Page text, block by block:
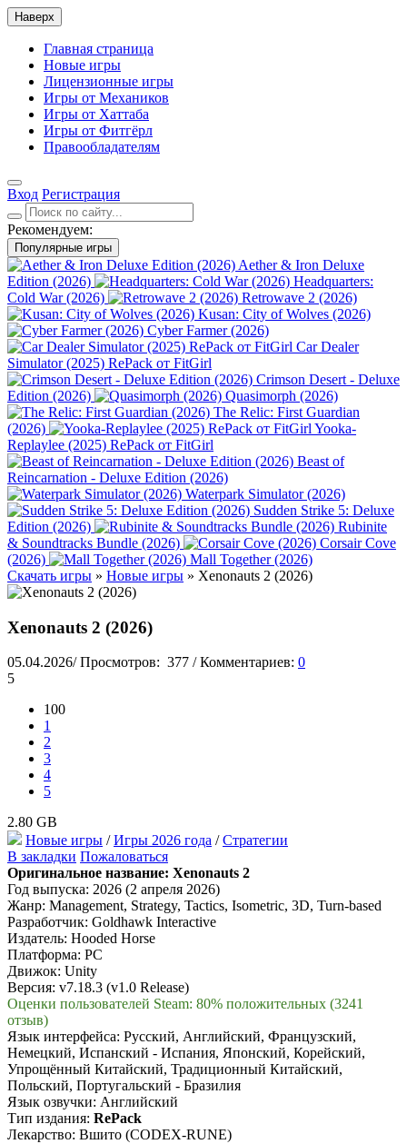
Наверх
Главная страница
Новые игры
Лицензионные игры
Игры от Механиков
Игры от Хаттаба
Игры от Фитгёрл
Правообладателям
Вход Регистрация
Рекомендуем:
Популярные игры
Aether & Iron Deluxe
Edition (2026)
Headquarters:
Cold War (2026)
Retrowave 2 (2026)
Kusan: City of Wolves (2026)
Cyber Farmer (2026)
Car Dealer
Simulator (2025) RePack от FitGirl
Crimson Desert - Deluxe
Edition (2026)
Quasimorph (2026)
The Relic: First Guardian
(2026)
Yooka-
Replaylee (2025) RePack от FitGirl
Beast of
Reincarnation - Deluxe Edition (2026)
Waterpark Simulator (2026)
Sudden Strike 5: Deluxe
Edition (2026)
Rubinite
& Soundtracks Bundle (2026)
Corsair Cove
(2026)
Mall Together (2026)
Скачать игры » Новые игры » Xenonauts 2 (2026)
Xenonauts 2 (2026)
05.04.2026/ Просмотров: 377 / Комментариев: 0
5
100
1
2
3
4
5
2.80 GB
Новые игры /Игры 2026 года /Стратегии
В закладки Пожаловаться
Оригинальное название: Xenonauts 2
Год выпуска: 2026 (2 апреля 2026)
Жанр: Management, Strategy, Tactics, Isometric, 3D, Turn-based
Разработчик: Goldhawk Interactive
Издатель: Hooded Horse
Платформа: PC
Движок: Unity
Версия: v7.18.3 (v1.0 Release)
Оценки пользователей Steam: 80% положительных (3241
отзыв)
Язык интерфейса: Русский, Английский, Французский,
Немецкий, Испанский - Испания, Японский, Корейский,
Упрощённый Китайский, Традиционный Китайский,
Польский, Португальский - Бразилия
Язык озвучки: Английский
Тип издания: RePack
Лекарство: Вшито (CODEX-RUNE)